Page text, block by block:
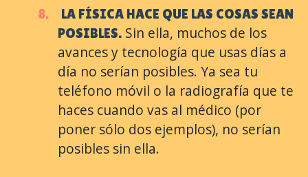
LA FÍSICA HACE QUE LAS COSAS SEAN
POSIBLES.Sin ella, muchos de los
avances y tecnología que usas días a
día no serían posibles. Ya sea tu
teléfono móvil o la radiografía que te
haces cuando vas al médico (por
poner sólo dos ejemplos), no serían
posibles sin ella.